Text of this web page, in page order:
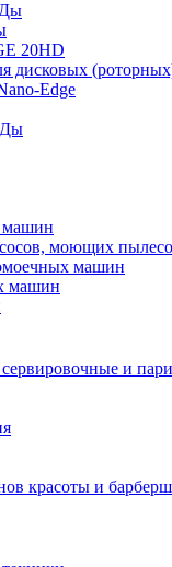
20HD
дисковых
Edge
машин
моющих
машин
машин
и
красоты и